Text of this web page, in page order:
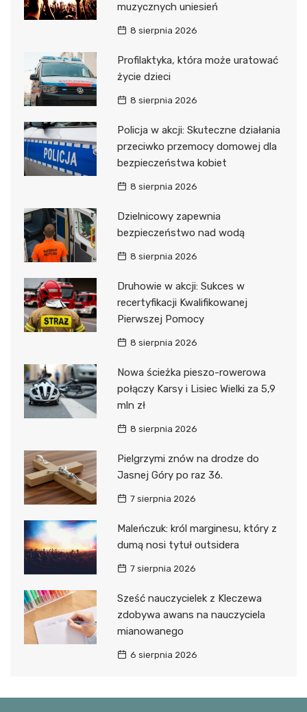
muzycznych uniesień
8 sierpnia 2026
Profilaktyka, która może uratować
życie dzieci
8 sierpnia 2026
Policja w akcji: Skuteczne działania
przeciwko przemocy domowej dla
bezpieczeństwa kobiet
8 sierpnia 2026
Dzielnicowy zapewnia
bezpieczeństwo nad wodą
8 sierpnia 2026
Druhowie w akcji: Sukces w
recertyfikacji Kwalifikowanej
Pierwszej Pomocy
8 sierpnia 2026
Nowa ścieżka pieszo-rowerowa
połączy Karsy i Lisiec Wielki za 5,9
mln zł
8 sierpnia 2026
Pielgrzymi znów na drodze do
Jasnej Góry po raz 36.
7 sierpnia 2026
Maleńczuk: król marginesu, który z
dumą nosi tytuł outsidera
7 sierpnia 2026
Sześć nauczycielek z Kleczewa
zdobywa awans na nauczyciela
mianowanego
6 sierpnia 2026